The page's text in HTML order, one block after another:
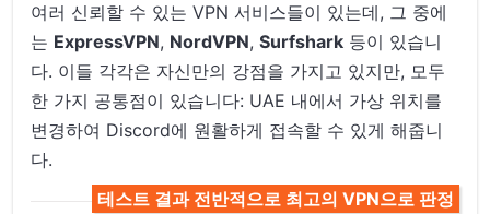
여러 신뢰할 수 있는 VPN 서비스들이 있는데, 그 중에
는 ExpressVPN, NordVPN,Surfshark 등이 있습니
다. 이들 각각은 자신만의 강점을 가지고 있지만, 모두
한 가지 공통점이 있습니다: UAE 내에서 가상 위치를
변경하여 Discord에 원활하게 접속할 수 있게 해줍니
다.
테스트 결과 전반적으로 최고의 VPN으로 판정